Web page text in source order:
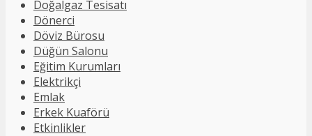
Doğalgaz Tesisatı
Dönerci
Döviz Bürosu
Düğün Salonu
Eğitim Kurumları
Elektrikçi
Emlak
Erkek Kuaförü
Etkinlikler